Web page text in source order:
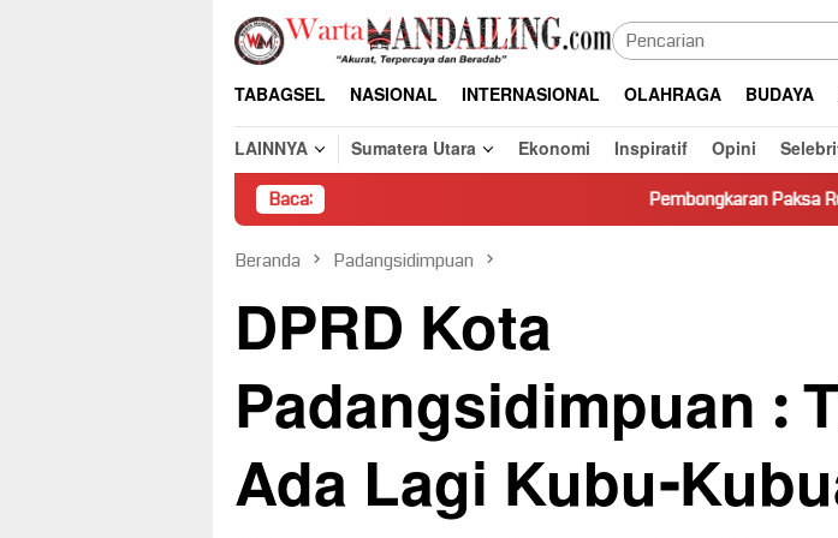
Loncat
konten
TABAGSEL NASIONAL INTERNASIONAL OLAHRAGA BUDAYA
LAINNYA
Sumatera Utara Ekonomi Inspiratif Opini
Baca: Pembongkaran Paksa Rumah Warga
Beranda Padangsidimpuan
DPRD Kota
Padangsidimpuan :
Ada Lagi Kubu-